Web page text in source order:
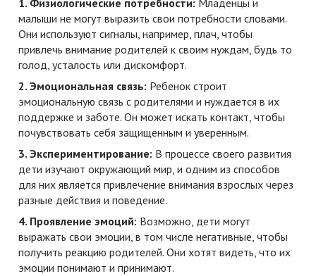
1. Физиологические потребности: Младенцы и
малыши не могут выразить свои потребности словами.
Они используют сигналы, например, плач, чтобы
привлечь внимание родителей к своим нуждам, будь то
голод, усталость или дискомфорт.
2. Эмоциональная связь: Ребенок строит
эмоциональную связь с родителями и нуждается в их
поддержке и заботе. Он может искать контакт, чтобы
почувствовать себя защищенным и уверенным.
3. Экспериментирование: В процессе своего развития
дети изучают окружающий мир, и одним из способов
для них является привлечение внимания взрослых через
разные действия и поведение.
4. Проявление эмоций: Возможно, дети могут
выражать свои эмоции, в том числе негативные, чтобы
получить реакцию родителей. Они хотят видеть, что их
эмоции понимают и принимают.